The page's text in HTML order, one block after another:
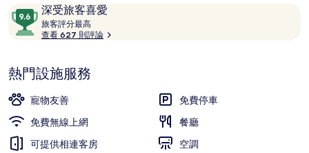
片
是
NT$5,733
評
論
深受旅客喜愛
9.6
分，
滿
10，
深
受
旅
客
喜
旅客評分最高
客
查看 627 則評論
熱門設施服務
寵物友善
免費停車
免費無線上網
餐廳
可提供相連客房
空調